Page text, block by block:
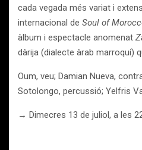
cada vegada més variat i
internacional de Soul of
àlbum i espectacle anomenat
dàrija (dialecte àrab marroquí)
Oum, veu; Damian Nueva,
Sotolongo, percussió; Yelfris
→ Dimecres 13 de juliol, a les